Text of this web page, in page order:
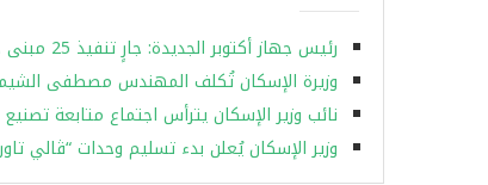
رئيس جهاز أكتوبر الجديدة: جارٍ تنفيذ 25 مبنى خدميا بمواقع عمارات “سكن كل المصريين”
وزيرة الإسكان تُكلف المهندس مصطفى
نائب وزير الإسكان يترأس اجتماع متابعة
وزير الإسكان يُعلن بدء تسليم وحدات “ڤالي